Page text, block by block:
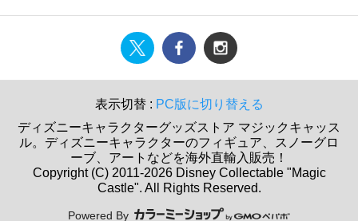
表示切替 : PC版に切り替える
ディズニーキャラクターグッズストア マジックキャッス
ル。ディズニーキャラクターのフィギュア、スノーグロ
ーブ、アートなどを海外直輸入販売！
Copyright (C) 2011-2026 Disney Collectable "Magic
Castle". All Rights Reserved.
Powered By